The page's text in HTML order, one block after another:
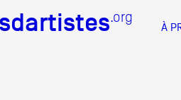
.org
À
.org